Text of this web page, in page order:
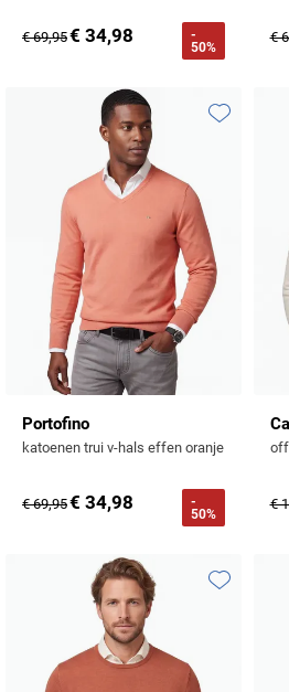
€ 69,95€ 34,98
-
50%
€
Portofino
katoenen trui v-hals effen oranje
€ 69,95€ 34,98
-
50%
€